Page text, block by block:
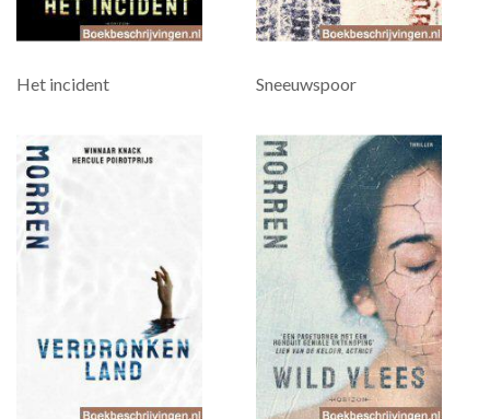
Het incident Sneeuwspoor